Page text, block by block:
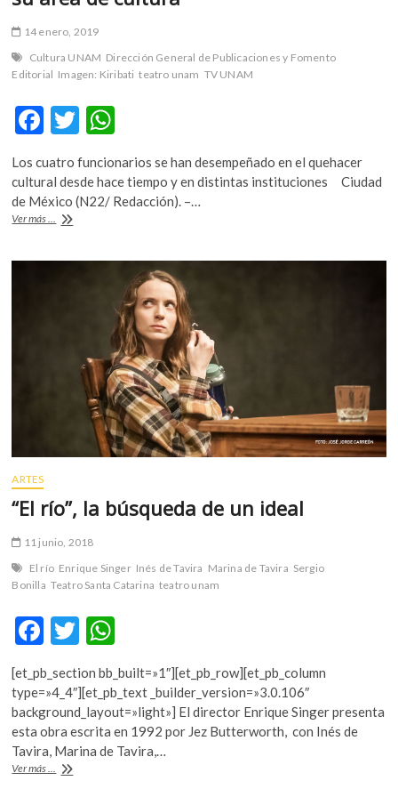
14 enero, 2019
Cultura UNAM Dirección General de Publicaciones y Fomento
Editorial Imagen: Kiribati teatro unam TV UNAM
F
ac
e
b
o
o
T
w
itt
er
at
s
p
p
Los cuatro funcionarios se han desempeñado en el quehacer
cultural desde hace tiempo y en distintas instituciones Ciudad
de México (N22/ Redacción). –…
Ver más ... La
ARTES
“El río”, la búsqueda de un ideal
11 junio, 2018
El río Enrique Singer Inés de Tavira Marina de Tavira Sergio
Bonilla Teatro Santa Catarina teatro unam
F
e
b
o
o
T
w
itt
er
h
at
s
A
[et_pb_section bb_built=»1″][et_pb_row][et_pb_column
type=»4_4″][et_pb_text _builder_version=»3.0.106″
background_layout=»light»] El director Enrique Singer presenta
esta obra escrita en 1992 por Jez Butterworth, con Inés de
Tavira, Marina de Tavira,…
Ver más ... “El